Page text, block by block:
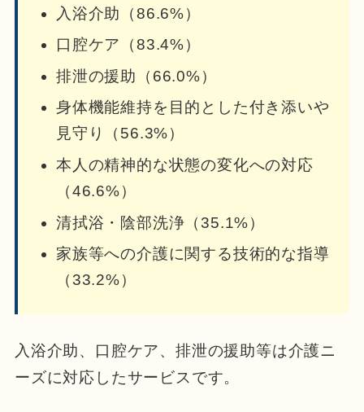
入浴介助（86.6%）
口腔ケア（83.4%）
排泄の援助（66.0%）
身体機能維持を目的とした付き添いや
見守り（56.3%）
本人の精神的な状態の変化への対応
（46.6%）
清拭浴・陰部洗浄（35.1%）
家族等への介護に関する技術的な指導
（33.2%）
入浴介助、口腔ケア、排泄の援助等は介護ニ
ーズに対応したサービスです。